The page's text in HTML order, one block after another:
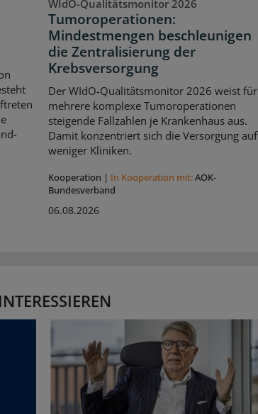
WIdO-Qualitätsmonitor 2026
Tumoroperationen:
Mindestmengen beschleunigen
die Zentralisierung der
Krebsversorgung
Der WIdO-Qualitätsmonitor 2026 weist für
mehrere komplexe Tumoroperationen
steigende Fallzahlen je Krankenhaus aus.
Damit konzentriert sich die Versorgung auf
weniger Kliniken.
Kooperation | In Kooperation mit:AOK-
Bundesverband
06.08.2026